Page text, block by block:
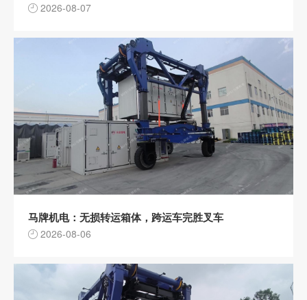
2026-08-07
马牌机电：无损转运箱体，跨运车完胜叉车
2026-08-06